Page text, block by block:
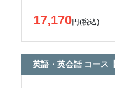
17,170円(税込)
英語・英会話 コース